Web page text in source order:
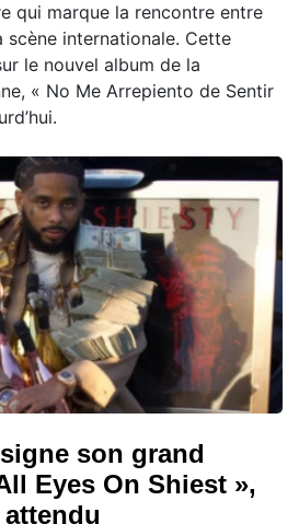
qui marque la rencontre entre
scène internationale. Cette
le nouvel album de la
« No Me Arrepiento de Sentir
son grand
Eyes On Shiest »,